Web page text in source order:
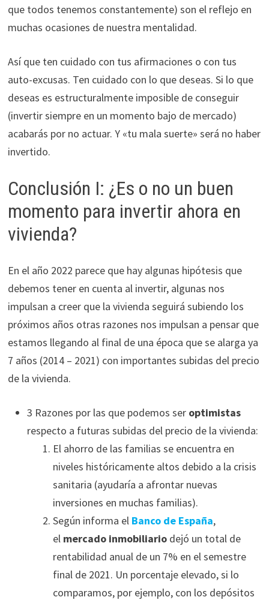
que todos tenemos constantemente) son el reflejo en
muchas ocasiones de nuestra mentalidad.
Así que ten cuidado con tus afirmaciones o con tus
auto-excusas. Ten cuidado con lo que deseas. Si lo que
deseas es estructuralmente imposible de conseguir
(invertir siempre en un momento bajo de mercado)
acabarás por no actuar. Y «tu mala suerte» será no haber
invertido.
Conclusión I: ¿Es o no un buen
momento para invertir ahora en
vivienda?
En el año 2022 parece que hay algunas hipótesis que
debemos tener en cuenta al invertir, algunas nos
impulsan a creer que la vivienda seguirá subiendo los
próximos años otras razones nos impulsan a pensar que
estamos llegando al final de una época que se alarga ya
7 años (2014 – 2021) con importantes subidas del precio
de la vivienda.
3 Razones por las que podemos ser optimistas
respecto a futuras subidas del precio de la vivienda:
El ahorro de las familias se encuentra en
niveles históricamente altos debido a la crisis
sanitaria (ayudaría a afrontar nuevas
inversiones en muchas familias).
Según informa el Banco de España,
el mercado inmobiliariodejó un total de
rentabilidad anual de un 7% en el semestre
final de 2021. Un porcentaje elevado, si lo
comparamos, por ejemplo, con los depósitos